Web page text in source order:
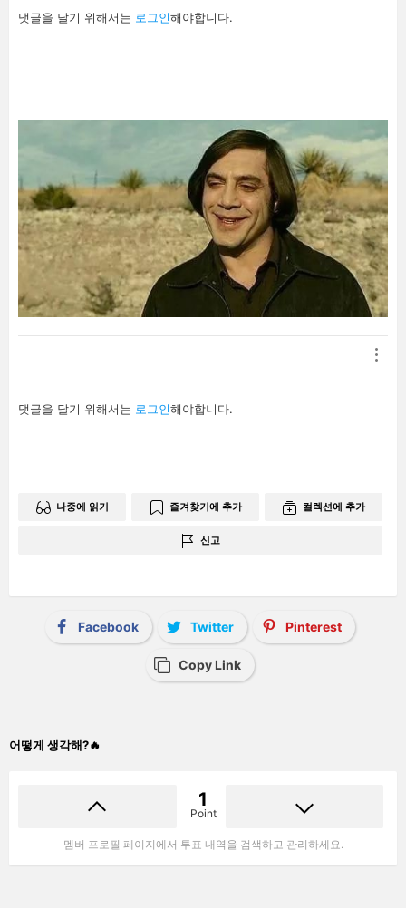
답
글
댓글을 달기 위해서는 로그인해야합니다.
답
글
댓글을 달기 위해서는 로그인해야합니다.
나중에 읽기 즐겨찾기에 추가 컬렉션에 추가
신고
Facebook Twitter Pinterest
Copy Link
어떻게 생각해?🔥
1
Point
멤버 프로필 페이지에서 투표 내역을 검색하고 관리하세요.